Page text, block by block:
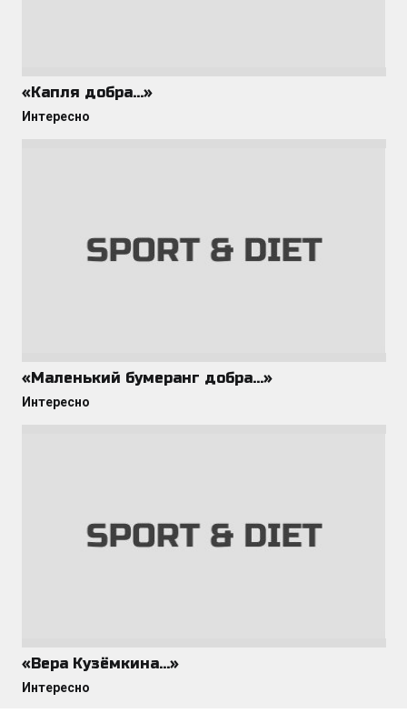
«Капля добра…»
Интересно
«Маленький бумеранг добра…»
Интересно
«Вера Кузёмкина…»
Интересно